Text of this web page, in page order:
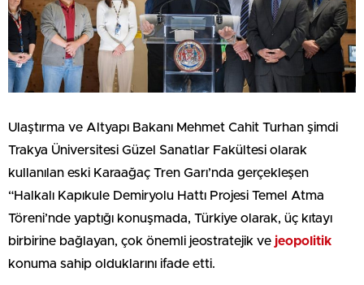
Ulaştırma ve Altyapı Bakanı Mehmet Cahit Turhan şimdi
Trakya Üniversitesi Güzel Sanatlar Fakültesi olarak
kullanılan eski Karaağaç Tren Garı’nda gerçekleşen
“Halkalı Kapıkule Demiryolu Hattı Projesi Temel Atma
Töreni’nde yaptığı konuşmada, Türkiye olarak, üç kıtayı
birbirine bağlayan, çok önemli jeostratejik ve jeopolitik
konuma sahip olduklarını ifade etti.